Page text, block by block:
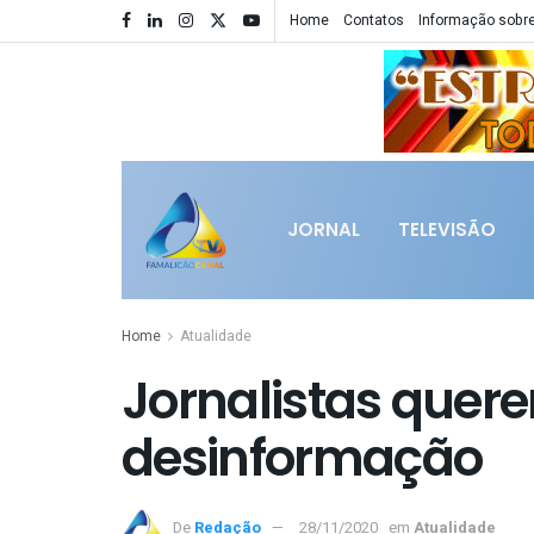
Home Contatos Informação
JORNAL TELEVISÃO
Home Atualidade
Jornalistas
desinformação
De Redação 28/11/2020 em Atualidade